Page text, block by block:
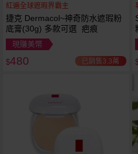
紅遍全球遮瑕界霸主
捷克 Dermacol~神奇防水遮瑕粉
底膏(30g) 多款可選 疤痕
現賺美幣
$480 已銷售3.3萬